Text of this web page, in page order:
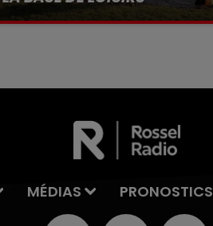
La victime a coulé à pic
MÉDIAS PRONOSTICS